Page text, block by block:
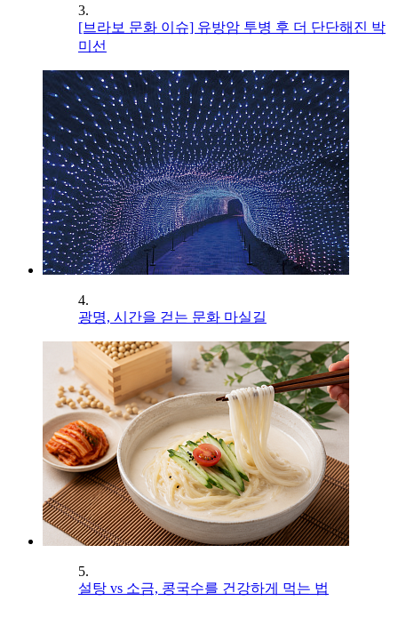
3.
[브라보 문화 이슈] 유방암 투병 후 더 단단해진 박
미선
4.
광명, 시간을 걷는 문화 마실길
5.
설탕 vs 소금, 콩국수를 건강하게 먹는 법